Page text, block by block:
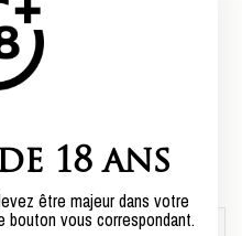
six bottles*.
of 6 bottles.
18 ans
être majeur dans votre
vous correspondant.